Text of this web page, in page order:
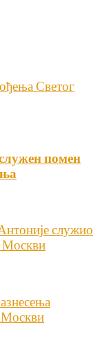
Светог
помен
служио
Москви